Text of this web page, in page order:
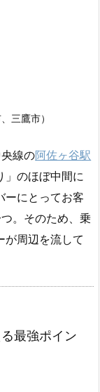
三鷹市）
線の阿佐ヶ谷駅
」のほぼ中間に
ーにとってお客
。そのため、乗
が周辺を流して
最強ポイン